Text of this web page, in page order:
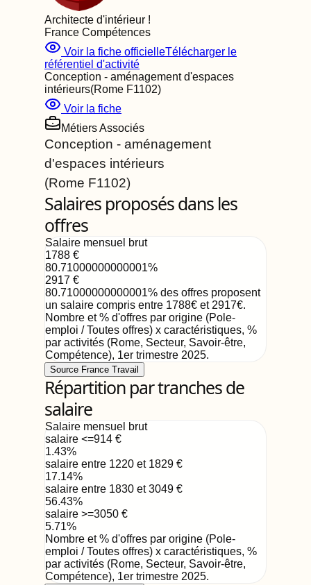
Architecte d'intérieur !
France Compétences
Voir la fiche officielleTélécharger le
référentiel d'activité
Conception - aménagement d'espaces
intérieurs(Rome F1102)
Voir la fiche
Métiers Associés
Conception - aménagement
d'espaces intérieurs
(Rome F1102)
Salaires proposés dans les
offres
Salaire mensuel brut
1788 €
80.71000000000001%
2917 €
80.71000000000001% des offres proposent
un salaire compris entre 1788€ et 2917€.
Nombre et % d'offres par origine (Pole-
emploi / Toutes offres) x caractéristiques, %
par activités (Rome, Secteur, Savoir-être,
Compétence), 1er trimestre 2025.
Source France Travail
Répartition par tranches de
salaire
Salaire mensuel brut
salaire <=914 €
1.43%
salaire entre 1220 et 1829 €
17.14%
salaire entre 1830 et 3049 €
56.43%
salaire >=3050 €
5.71%
Nombre et % d'offres par origine (Pole-
emploi / Toutes offres) x caractéristiques, %
par activités (Rome, Secteur, Savoir-être,
Compétence), 1er trimestre 2025.